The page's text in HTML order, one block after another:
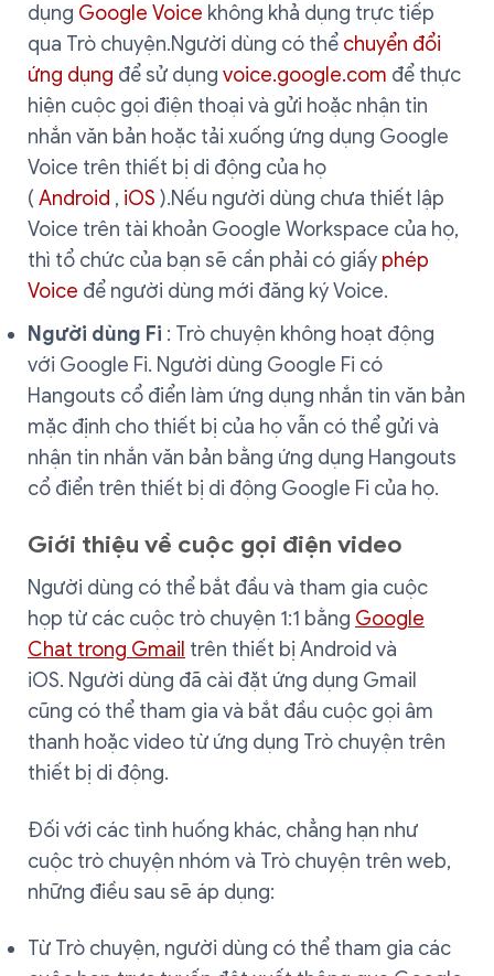
dụng Google Voice không khả dụng trực tiếp
qua Trò chuyện.Người dùng có thể chuyển đổi
ứng dụng để sử dụng voice.google.com để thực
hiện cuộc gọi điện thoại và gửi hoặc nhận tin
nhắn văn bản hoặc tải xuống ứng dụng Google
Voice trên thiết bị di động của họ
( Android , iOS ).Nếu người dùng chưa thiết lập
Voice trên tài khoản Google Workspace của họ,
thì tổ chức của bạn sẽ cần phải có giấy phép
Voice để người dùng mới đăng ký Voice.
Người dùng Fi : Trò chuyện không hoạt động
với Google Fi. Người dùng Google Fi có
Hangouts cổ điển làm ứng dụng nhắn tin văn bản
mặc định cho thiết bị của họ vẫn có thể gửi và
nhận tin nhắn văn bản bằng ứng dụng Hangouts
cổ điển trên thiết bị di động Google Fi của họ.
Giới thiệu về cuộc gọi điện video
Người dùng có thể bắt đầu và tham gia cuộc
họp từ các cuộc trò chuyện 1:1 bằng Google
Chat trong Gmail trên thiết bị Android và
iOS. Người dùng đã cài đặt ứng dụng Gmail
cũng có thể tham gia và bắt đầu cuộc gọi âm
thanh hoặc video từ ứng dụng Trò chuyện trên
thiết bị di động.
Đối với các tình huống khác, chẳng hạn như
cuộc trò chuyện nhóm và Trò chuyện trên web,
những điều sau sẽ áp dụng:
Từ Trò chuyện, người dùng có thể tham gia các